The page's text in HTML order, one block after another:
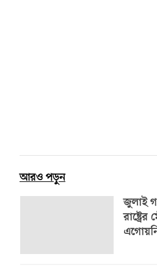
আরও পড়ুন
জুলাই